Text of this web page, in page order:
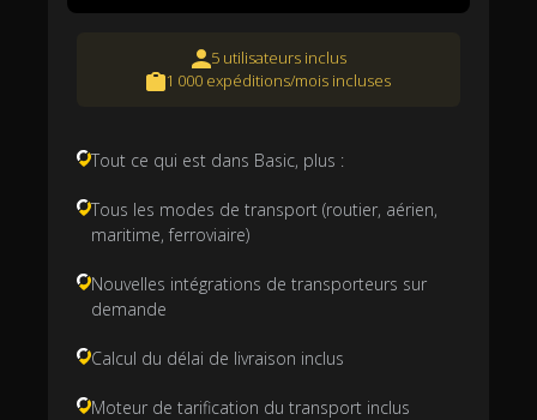
5 utilisateurs inclus
1 000 expéditions/mois incluses
Tout ce qui est dans Basic, plus :
Tous les modes de transport (routier, aérien,
maritime, ferroviaire)
Nouvelles intégrations de transporteurs sur
demande
Calcul du délai de livraison inclus
Moteur de tarification du transport inclus